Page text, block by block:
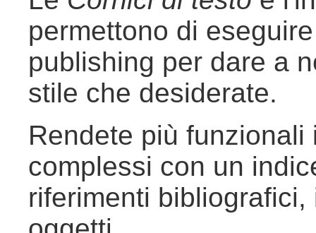
permettono di
publishing per dare a
stile che desiderate.
Rendete più
complessi con un
riferimenti